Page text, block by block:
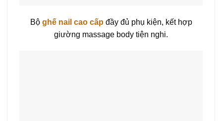
Bộ ghế nail cao cấpđầy đủ phụ kiện, kết hợp
giường massage body tiện nghi.